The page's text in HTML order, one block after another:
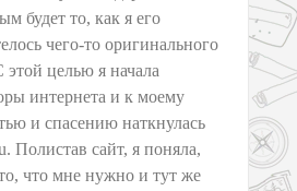
будет то, как я его
чего-то оригинального
целью я начала
интернета и к моему
и спасению наткнулась
Полистав сайт, я поняла,
что мне нужно и тут же